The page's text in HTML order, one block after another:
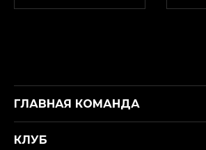
ГЛАВНАЯ КОМАНДА
КЛУБ